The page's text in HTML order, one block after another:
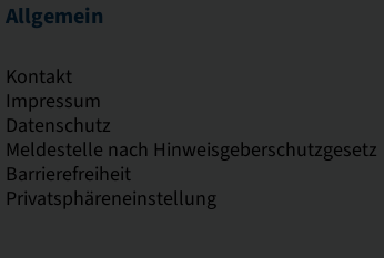
Allgemein
Kontakt
Impressum
Datenschutz
Meldestelle nach Hinweisgeberschutzgesetz
Barrierefreiheit
Privatsphäreneinstellung